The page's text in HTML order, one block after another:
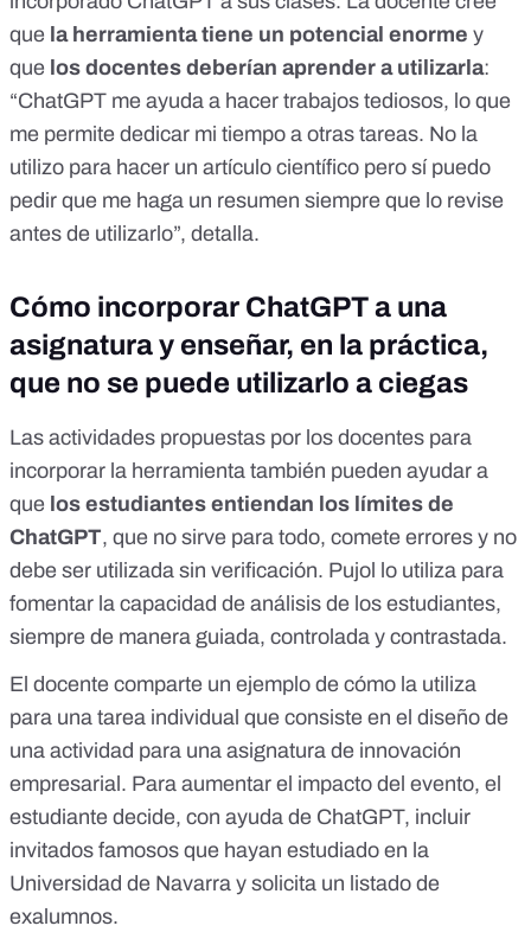
que la herramienta tiene un potencial enorme y
que los docentes deberían aprender a utilizarla:
“ChatGPT me ayuda a hacer trabajos tediosos, lo que
me permite dedicar mi tiempo a otras tareas. No la
utilizo para hacer un artículo científico pero sí puedo
pedir que me haga un resumen siempre que lo revise
antes de utilizarlo”, detalla.
Cómo incorporar ChatGPT a una
asignatura y enseñar, en la práctica,
que no se puede utilizarlo a ciegas
Las actividades propuestas por los docentes para
incorporar la herramienta también pueden ayudar a
que los estudiantes entiendan los límites de
ChatGPT, que no sirve para todo, comete errores y no
debe ser utilizada sin verificación. Pujol lo utiliza para
fomentar la capacidad de análisis de los estudiantes,
siempre de manera guiada, controlada y contrastada.
El docente comparte un ejemplo de cómo la utiliza
para una tarea individual que consiste en el diseño de
una actividad para una asignatura de innovación
empresarial. Para aumentar el impacto del evento, el
estudiante decide, con ayuda de ChatGPT, incluir
invitados famosos que hayan estudiado en la
Universidad de Navarra y solicita un listado de
exalumnos.